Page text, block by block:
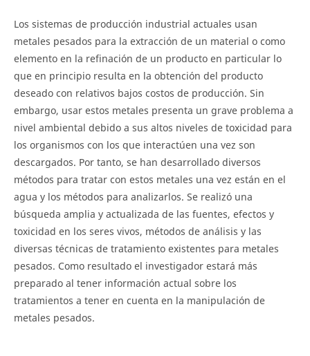
Los sistemas de producción industrial actuales usan
metales pesados para la extracción de un material o como
elemento en la refinación de un producto en particular lo
que en principio resulta en la obtención del producto
deseado con relativos bajos costos de producción. Sin
embargo, usar estos metales presenta un grave problema a
nivel ambiental debido a sus altos niveles de toxicidad para
los organismos con los que interactúen una vez son
descargados. Por tanto, se han desarrollado diversos
métodos para tratar con estos metales una vez están en el
agua y los métodos para analizarlos. Se realizó una
búsqueda amplia y actualizada de las fuentes, efectos y
toxicidad en los seres vivos, métodos de análisis y las
diversas técnicas de tratamiento existentes para metales
pesados. Como resultado el investigador estará más
preparado al tener información actual sobre los
tratamientos a tener en cuenta en la manipulación de
metales pesados.